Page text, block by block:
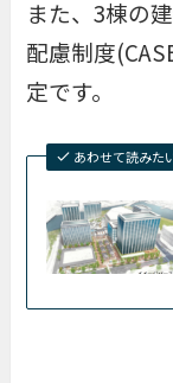
また、3棟の
配慮制度
定です。
あわせて読みた